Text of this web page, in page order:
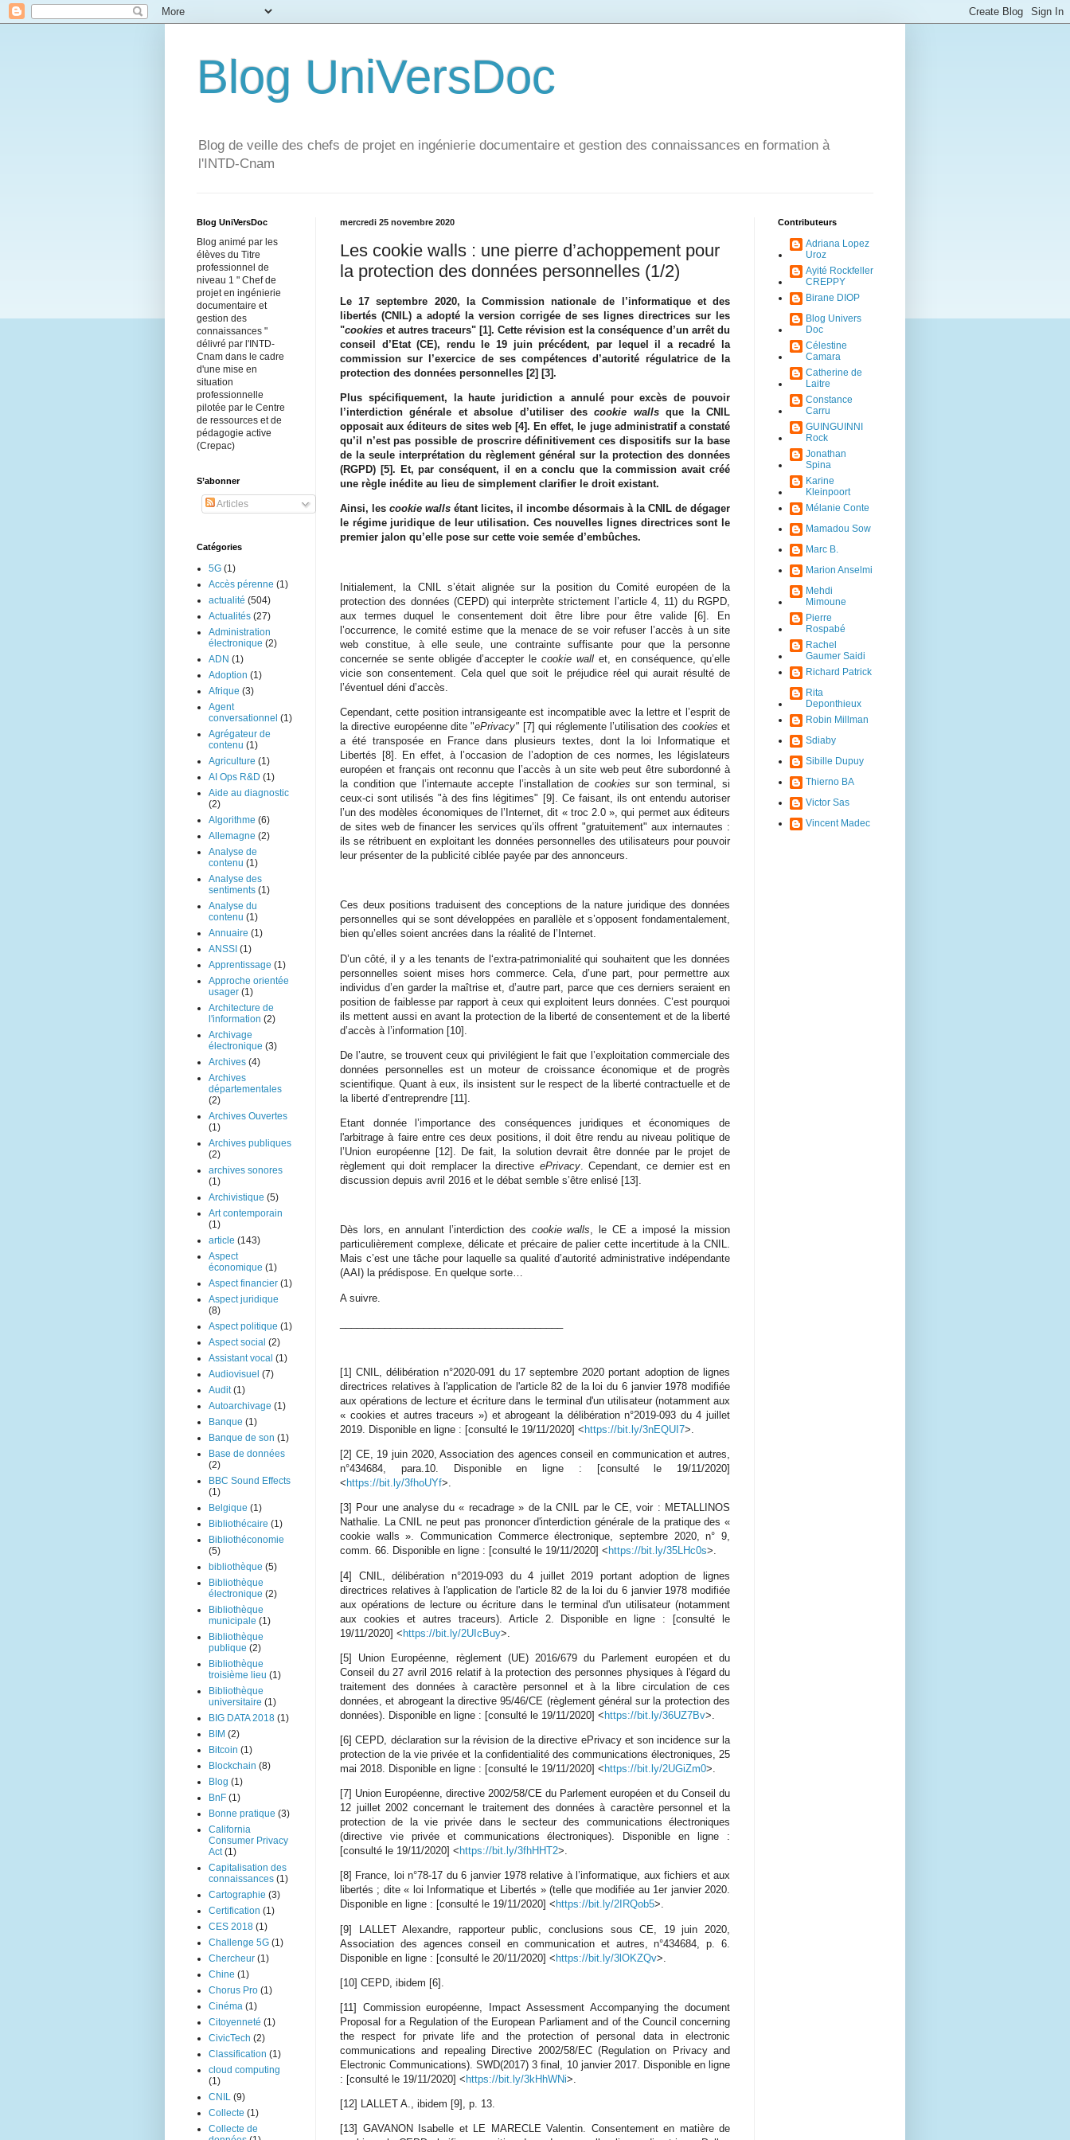
Blog UniVersDoc
Blog de veille des chefs de projet en ingénierie documentaire et gestion des connaissances en formation à
l'INTD-Cnam
mercredi 25 novembre 2020
Les cookie walls : une pierre d’achoppement pour
la protection des données personnelles (1/2)
Le 17 septembre 2020, la Commission nationale de l’informatique et des
libertés (CNIL) a adopté la version corrigée de ses lignes directrices sur les
"cookies et autres traceurs" [1]. Cette révision est la conséquence d’un arrêt du
conseil d’Etat (CE), rendu le 19 juin précédent, par lequel il a recadré la
commission sur l’exercice de ses compétences d’autorité régulatrice de la
protection des données personnelles [2] [3].
Plus spécifiquement, la haute juridiction a annulé pour excès de pouvoir
l’interdiction générale et absolue d’utiliser descookie wallsque la CNIL
opposait aux éditeurs de sites web [4]. En effet, le juge administratif a constaté
qu’il n’est pas possible de proscrire définitivement ces dispositifs sur la base
de la seule interprétation du règlement général sur la protection des données
(RGPD) [5]. Et, par conséquent, il en a conclu que la commission avait créé
une règle inédite au lieu de simplement clarifier le droit existant.
Ainsi, les cookie walls étant licites, il incombe désormais à la CNIL de dégager
le régime juridique de leur utilisation. Ces nouvelles lignes directrices sont le
premier jalon qu’elle pose sur cette voie semée d’embûches.
Initialement, la CNIL s’était alignée sur la position du Comité européen de la
protection des données (CEPD) qui interprète strictement l’article 4, 11) du RGPD,
aux termes duquel le consentement doit être libre pour être valide [6]. En
l’occurrence, le comité estime que la menace de se voir refuser l’accès à un site
web constitue, à elle seule, une contrainte suffisante pour que la personne
concernée se sente obligée d’accepter le cookie wall et, en conséquence, qu’elle
vicie son consentement. Cela quel que soit le préjudice réel qui aurait résulté de
l’éventuel déni d’accès.
Cependant, cette position intransigeante est incompatible avec la lettre et l’esprit de
la directive européenne dite "ePrivacy" [7] qui réglemente l’utilisation des cookieset
a été transposée en France dans plusieurs textes, dont la loi Informatique et
Libertés [8]. En effet, à l’occasion de l’adoption de ces normes, les législateurs
européen et français ont reconnu que l’accès à un site web peut être subordonné à
la condition que l’internaute accepte l’installation de cookies sur son terminal, si
ceux-ci sont utilisés "à des fins légitimes" [9]. Ce faisant, ils ont entendu autoriser
l’un des modèles économiques de l’Internet, dit « troc 2.0 », qui permet aux éditeurs
de sites web de financer les services qu’ils offrent "gratuitement" aux internautes :
ils se rétribuent en exploitant les données personnelles des utilisateurs pour pouvoir
leur présenter de la publicité ciblée payée par des annonceurs.
Ces deux positions traduisent des conceptions de la nature juridique des données
personnelles qui se sont développées en parallèle et s’opposent fondamentalement,
bien qu’elles soient ancrées dans la réalité de l’Internet.
D’un côté, il y a les tenants de l‘extra-patrimonialité qui souhaitent que les données
personnelles soient mises hors commerce. Cela, d’une part, pour permettre aux
individus d’en garder la maîtrise et, d’autre part, parce que ces derniers seraient en
position de faiblesse par rapport à ceux qui exploitent leurs données. C’est pourquoi
ils mettent aussi en avant la protection de la liberté de consentement et de la liberté
d’accès à l’information [10].
De l’autre, se trouvent ceux qui privilégient le fait que l’exploitation commerciale des
données personnelles est un moteur de croissance économique et de progrès
scientifique. Quant à eux, ils insistent sur le respect de la liberté contractuelle et de
la liberté d’entreprendre [11].
Etant donnée l’importance des conséquences juridiques et économiques de
l'arbitrage à faire entre ces deux positions, il doit être rendu au niveau politique de
l’Union européenne [12]. De fait, la solution devrait être donnée par le projet de
règlement qui doit remplacer la directive ePrivacy. Cependant, ce dernier est en
discussion depuis avril 2016 et le débat semble s’être enlisé [13].
Dès lors, en annulant l’interdiction des cookie walls, le CE a imposé la mission
particulièrement complexe, délicate et précaire de palier cette incertitude à la CNIL.
Mais c’est une tâche pour laquelle sa qualité d’autorité administrative indépendante
(AAI) la prédispose. En quelque sorte…
A suivre.
[1] CNIL, délibération n°2020-091 du 17 septembre 2020 portant adoption de lignes
directrices relatives à l'application de l'article 82 de la loi du 6 janvier 1978 modifiée
aux opérations de lecture et écriture dans le terminal d'un utilisateur (notamment aux
« cookies et autres traceurs ») et abrogeant la délibération n°2019-093 du 4 juillet
2019. Disponible en ligne : [consulté le 19/11/2020] < https://bit.ly/3nEQUI7>.
[2] CE, 19 juin 2020, Association des agences conseil en communication et autres,
n°434684, para.10. Disponible en ligne : [consulté le 19/11/2020]
< https://bit.ly/3fhoUYf>.
[3] Pour une analyse du « recadrage » de la CNIL par le CE, voir : METALLINOS
Nathalie. La CNIL ne peut pas prononcer d'interdiction générale de la pratique des «
cookie walls ». Communication Commerce électronique, septembre 2020, n° 9,
comm. 66. Disponible en ligne : [consulté le 19/11/2020] < https://bit.ly/35LHc0s>.
[4] CNIL, délibération n°2019-093 du 4 juillet 2019 portant adoption de lignes
directrices relatives à l'application de l'article 82 de la loi du 6 janvier 1978 modifiée
aux opérations de lecture ou écriture dans le terminal d'un utilisateur (notamment
aux cookies et autres traceurs). Article 2. Disponible en ligne : [consulté le
19/11/2020] <https://bit.ly/2UIcBuy>.
[5] Union Européenne, règlement (UE) 2016/679 du Parlement européen et du
Conseil du 27 avril 2016 relatif à la protection des personnes physiques à l'égard du
traitement des données à caractère personnel et à la libre circulation de ces
données, et abrogeant la directive 95/46/CE (règlement général sur la protection des
données). Disponible en ligne : [consulté le 19/11/2020] < https://bit.ly/36UZ7Bv>.
[6] CEPD, déclaration sur la révision de la directive ePrivacy et son incidence sur la
protection de la vie privée et la confidentialité des communications électroniques, 25
mai 2018. Disponible en ligne : [consulté le 19/11/2020] < https://bit.ly/2UGiZm0>.
[7] Union Européenne, directive 2002/58/CE du Parlement européen et du Conseil du
12 juillet 2002 concernant le traitement des données à caractère personnel et la
protection de la vie privée dans le secteur des communications électroniques
(directive vie privée et communications électroniques). Disponible en ligne :
[consulté le 19/11/2020] < https://bit.ly/3fhHHT2>.
[8] France, loi n°78-17 du 6 janvier 1978 relative à l’informatique, aux fichiers et aux
libertés ; dite « loi Informatique et Libertés » (telle que modifiée au 1er janvier 2020.
Disponible en ligne : [consulté le 19/11/2020] < https://bit.ly/2IRQob5>.
[9] LALLET Alexandre, rapporteur public, conclusions sous CE, 19 juin 2020,
Association des agences conseil en communication et autres, n°434684, p. 6.
Disponible en ligne : [consulté le 20/11/2020] <https://bit.ly/3lOKZQv>.
[10] CEPD, ibidem [6].
[11] Commission européenne, Impact Assessment Accompanying the document
Proposal for a Regulation of the European Parliament and of the Council concerning
the respect for private life and the protection of personal data in electronic
communications and repealing Directive 2002/58/EC (Regulation on Privacy and
Electronic Communications). SWD(2017) 3 final, 10 janvier 2017. Disponible en ligne
: [consulté le 19/11/2020] < https://bit.ly/3kHhWNi>.
[12] LALLET A., ibidem [9], p. 13.
[13] GAVANON Isabelle et LE MARECLE Valentin. Consentement en matière de
Blog UniVersDoc
Blog animé par les
élèves du Titre
professionnel de
niveau 1 " Chef de
projet en ingénierie
documentaire et
gestion des
connaissances "
délivré par l'INTD-
Cnam dans le cadre
d'une mise en
situation
professionnelle
pilotée par le Centre
de ressources et de
pédagogie active
(Crepac)
S’abonner
Articles
Catégories
5G (1)
Accès pérenne (1)
actualité (504)
Actualités (27)
Administration
électronique (2)
ADN (1)
Adoption (1)
Afrique (3)
Agent
conversationnel (1)
Agrégateur de
contenu (1)
Agriculture (1)
AI Ops R&D (1)
Aide au diagnostic
(2)
Algorithme (6)
Allemagne (2)
Analyse de
contenu (1)
Analyse des
sentiments (1)
Analyse du
contenu (1)
Annuaire (1)
ANSSI (1)
Apprentissage (1)
Approche orientée
usager (1)
Architecture de
l'information (2)
Archivage
électronique (3)
Archives (4)
Archives
départementales
(2)
Archives Ouvertes
(1)
Archives publiques
(2)
archives sonores
(1)
Archivistique (5)
Art contemporain
(1)
article (143)
Aspect
économique (1)
Aspect financier (1)
Aspect juridique
(8)
Aspect politique (1)
Aspect social (2)
Assistant vocal (1)
Audiovisuel (7)
Audit (1)
Autoarchivage (1)
Banque (1)
Banque de son (1)
Base de données
(2)
BBC Sound Effects
(1)
Belgique (1)
Bibliothécaire (1)
Bibliothéconomie
(5)
bibliothèque (5)
Bibliothèque
électronique (2)
Bibliothèque
municipale (1)
Bibliothèque
publique (2)
Bibliothèque
troisième lieu (1)
Bibliothèque
universitaire (1)
BIG DATA 2018 (1)
BIM (2)
Bitcoin (1)
Blockchain (8)
Blog (1)
BnF (1)
Bonne pratique (3)
California
Consumer Privacy
Act (1)
Capitalisation des
connaissances (1)
Cartographie (3)
Certification (1)
CES 2018 (1)
Challenge 5G (1)
Chercheur (1)
Chine (1)
Chorus Pro (1)
Cinéma (1)
Citoyenneté (1)
CivicTech (2)
Classification (1)
cloud computing
(1)
CNIL (9)
Collecte (1)
Collecte de
Contributeurs
Adriana Lopez
Uroz
Ayité Rockfeller
CREPPY
Birane DIOP
Blog Univers
Doc
Célestine
Camara
Catherine de
Laitre
Constance
Carru
GUINGUINNI
Rock
Jonathan
Spina
Karine
Kleinpoort
Mélanie Conte
Mamadou Sow
Marc B.
Marion Anselmi
Mehdi
Mimoune
Pierre
Rospabé
Rachel
Gaumer Saidi
Richard Patrick
Rita
Deponthieux
Robin Millman
Sdiaby
Sibille Dupuy
Thierno BA
Victor Sas
Vincent Madec